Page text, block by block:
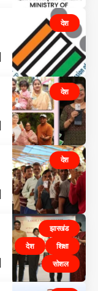
देश
देश
देश
झारखंड
देश
शिक्षा
सोशल